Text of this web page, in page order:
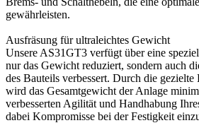
gewährleisten.
Ausfräsung für ultraleichtes Gewicht
Unsere AS31GT3 verfügt über eine
nur das Gewicht reduziert, sondern auch
des Bauteils verbessert. Durch die
wird das Gesamtgewicht der Anlage
verbesserten Agilität und Handhabung
dabei Kompromisse bei der Festigkeit